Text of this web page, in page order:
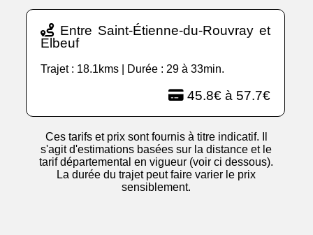
Entre Saint-Étienne-du-Rouvray et
Elbeuf
Trajet : 18.1kms | Durée : 29 à 33min.
45.8€ à 57.7€
Ces tarifs et prix sont fournis à titre indicatif. Il
s'agit d'estimations basées sur la distance et le
tarif départemental en vigueur (voir ci dessous).
La durée du trajet peut faire varier le prix
sensiblement.